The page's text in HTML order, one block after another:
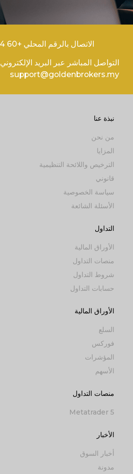
الاتصال بالرقم المحلي +60 154-600 0374
التواصل المباشر عبر البريد الإلكتروني
support@goldenbrokers.my
نبذة عنا
من نحن
المزايا
الترخيص واللائحة التنظيمية
قانوني
سياسة الخصوصية
الأسئلة الشائعة
التداول
الأوراق المالية
منصات التداول
شروط التداول
حسابات التداول
الأوراق المالية
السلع
فوركس
المؤشرات
الأسهم
منصات التداول
Metatrader 5
الأخبار
أخبار السوق
مدونة